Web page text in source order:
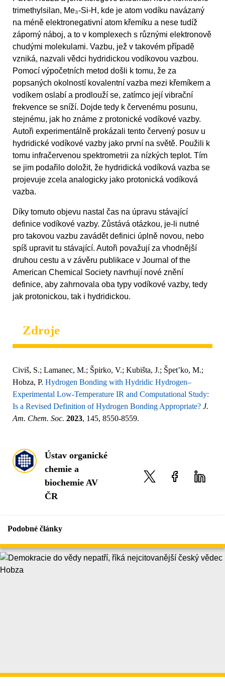
trimethylsilan, Me₃-Si-H, kde je atom vodíku navázaný
na méně elektronegativní atom křemíku a nese tudíž
záporný náboj, a to v komplexech s různými elektronově
chudými molekulami. Vazbu, jež v takovém případě
vzniká, nazvali vědci hydridickou vodíkovou vazbou.
Pomocí výpočetních metod došli k tomu, že za
popsaných okolností kovalentní vazba mezi křemíkem a
vodíkem oslabí a prodlouží se, zatímco její vibrační
frekvence se sníží. Dojde tedy k červenému posunu,
stejnému, jak ho známe z protonické vodíkové vazby.
Autoři experimentálně prokázali tento červený posuv u
hydridické vodíkové vazby jako první na světě. Použili k
tomu infračervenou spektrometrii za nízkých teplot. Tím
se jim podařilo doložit, že hydridická vodíková vazba se
projevuje zcela analogicky jako protonická vodíková
vazba.
Díky tomuto objevu nastal čas na úpravu stávající
definice vodíkové vazby. Zůstává otázkou, je-li nutné
pro takovou vazbu zavádět definici úplně novou, nebo
spíš upravit tu stávající. Autoři považují za vhodnější
druhou cestu a v závěru publikace v Journal of the
American Chemical Society navrhují nové znění
definice, aby zahrnovala oba typy vodíkové vazby, tedy
jak protonickou, tak i hydridickou.
Zdroje
Civiš, S.; Lamanec, M.; Špirko, V.; Kubišta, J.; Špet’ko, M.;
Hobza, P. Hydrogen Bonding with Hydridic Hydrogen–
Experimental Low-Temperature IR and Computational Study:
Is a Revised Definition of Hydrogen Bonding Appropriate? J.
Am. Chem. Soc. 2023, 145, 8550-8559.
Ústav organické
chemie a
biochemie AV
ČR
Podobné články